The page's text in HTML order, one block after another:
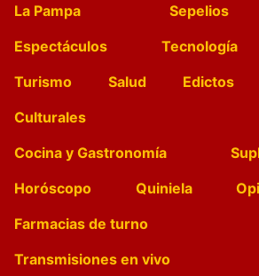
La Pampa Sepelios
Espectáculos
Tecnología
Turismo
Salud Edictos
Culturales
Cocina y Gastronomía
Horóscopo
Quiniela
Farmacias de turno
Transmisiones en vivo